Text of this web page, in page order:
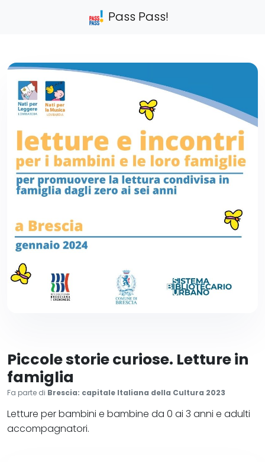
Pass Pass!
Piccole storie curiose. Letture in
famiglia
Fa parte di Brescia: capitale Italiana della Cultura 2023
Letture per bambini e bambine da 0 ai 3 anni e adulti
accompagnatori.